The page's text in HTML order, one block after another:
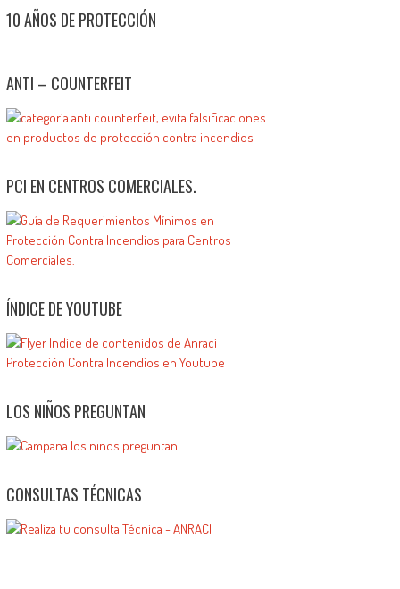
10 AÑOS DE PROTECCIÓN
ANTI – COUNTERFEIT
PCI EN CENTROS COMERCIALES.
ÍNDICE DE YOUTUBE
LOS NIÑOS PREGUNTAN
CONSULTAS TÉCNICAS